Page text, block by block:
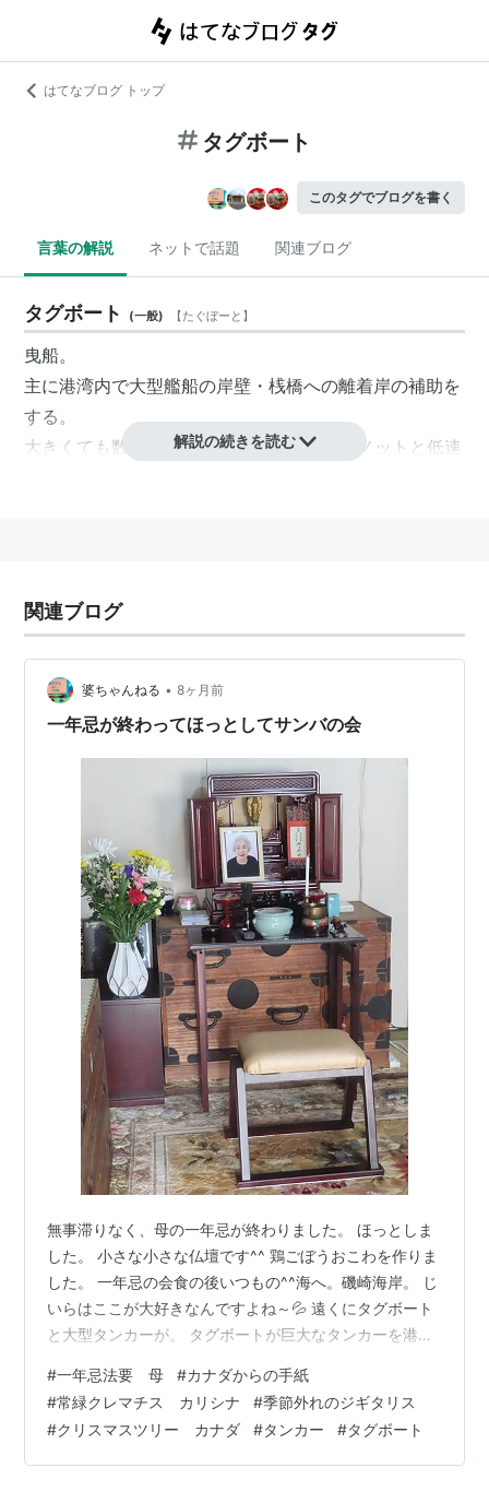
はてなブログ トップ
タグボート
このタグでブログを書く
言葉の解説 ネットで話題 関連ブログ
タグボート (一般) 【たぐぼーと 】
曳船。
主に港湾内で大型艦船の岸壁・桟橋への離着岸の補助を
する。
大きくても数百トン程度であり速力も10数ノットと低速
解説の続きを読む
関連ブログ
婆ちゃんねる • 8ヶ月前
一年忌が終わってほっとしてサンバの会
無事滞りなく、母の一年忌が終わりました。 ほっとしま
した。 小さな小さな仏壇です^^ 鶏ごぼうおこわを作りま
した。 一年忌の会食の後いつもの^^海へ。磯崎海岸。 じ
いらはここが大好きなんですよね～💦 遠くにタグボート
と大型タンカーが。 タグボートが巨大なタンカーを港湾
ートを見る度目で追いかけてしまいます。 母心^^ 庭の花
👇 常緑クレマチス カリシナ 季節外れのジギタリス 班長
の仕事でご近所へ行ったじいら、これ貰ってきました。
甘いよーって。 乾燥芋を作っていらっしゃって、大きな
#一年忌法要 母 #カナダからの手紙
#常緑クレマチス カリシナ #季節外れのジギタリス
#クリスマスツリー カナダ #タンカー #タグボート